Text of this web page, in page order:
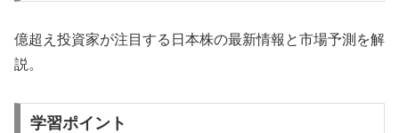
億超え投資家が注目する日本株の最新情報と市場予測を解
説。
学習ポイント